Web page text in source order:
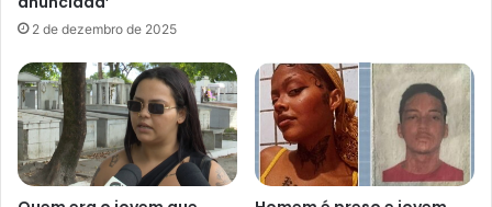
ã
o
J
o
ã
o
d
u
t
e
é
i
n
t
e
r
2 de dezembro de 2025